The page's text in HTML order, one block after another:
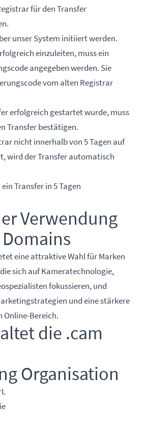
für den Transfer
unser System initiiert werden.
einzuleiten, muss ein
angegeben werden. Sie
vom alten Registrar
erfolgreich gestartet wurde, muss
Transfer bestätigen.
nicht innerhalb von 5 Tagen auf
wird der Transfer automatisch
Transfer in 5 Tagen
Verwendung
eine attraktive Wahl für Marken
sich auf Kameratechnologie,
fokussieren, und
und eine stärkere
Online-Bereich.
die .cam
Organisation